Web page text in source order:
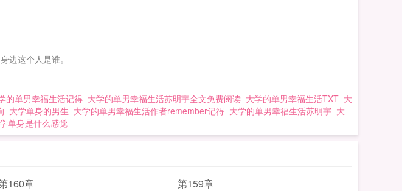
边这个人是谁。
的单男幸福生活记得 大学的单男幸福生活苏明宇全文免费阅读 大学的单男幸福生活TXT 大
大学单身的男生 大学的单男幸福生活作者remember记得 大学的单男幸福生活苏明宇 大
单身是什么感觉
160章
第159章